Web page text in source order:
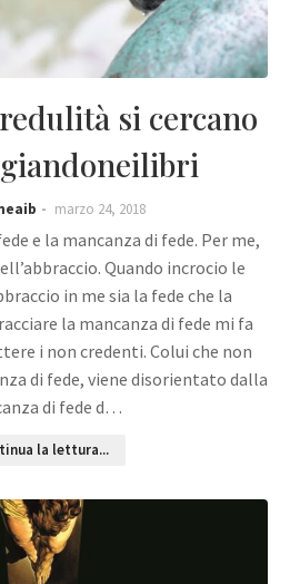
si cercano
marzo 24, 2018
e la mancanza di fede. Per me,
Quando incrocio le
in me sia la fede che la
la mancanza di fede mi fa
i non credenti. Colui che non
di fede, viene disorientato dalla
di fede d…
la lettura...